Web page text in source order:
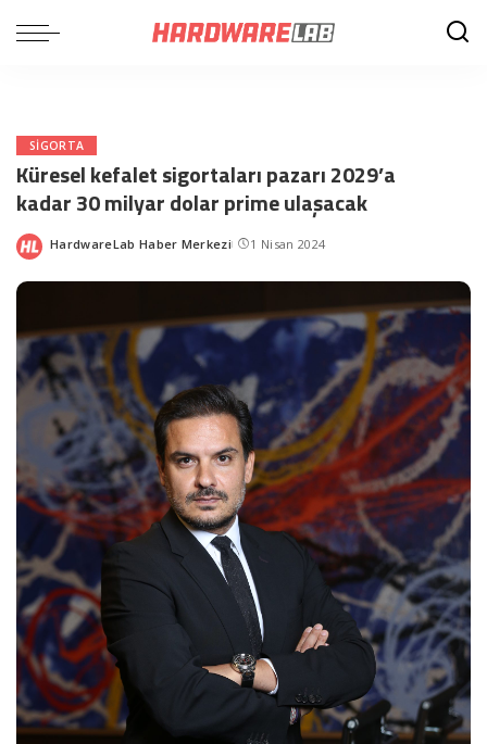
SIGORTA
Küresel kefalet sigortaları pazarı 2029’a
kadar 30 milyar dolar prime ulaşacak
Posted
HardwareLab Haber Merkezi 1 Nisan 2024